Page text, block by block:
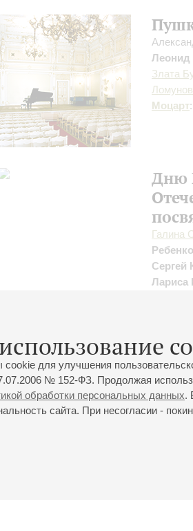
для улучшения
№ 152-ФЗ. Продолжая
обработки персональных данных.
сайта. При несогласии -
Леонид
Злата
Ломунов
Моцарт
Дню
Галина
Ребенко
Сергей
Лариса